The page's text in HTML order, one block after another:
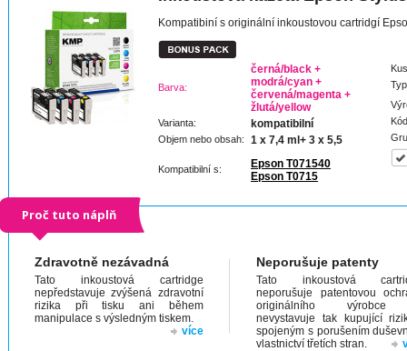
Kompatibiní s originální inkoustovou cartridgí
Barva:
černá/black +
modrá/cyan +
červená/magenta +
žlutá/yellow
Varianta: kompatibilní
Objem nebo obsah: 1 x 7,4 ml+ 3 x 5,5
Kompatibilní s:
Epson T071540
Epson T0715
Proč tuto náplň
Zdravotně nezávadná
Tato inkoustová cartridge
nepředstavuje zvýšená zdravotní
rizika při tisku ani během
manipulace s výsledným tiskem.
více
Neporušuje patenty
Tato inkoustová
neporušuje patentovou
originálního
nevystavuje tak kupující
spojeným s porušením
vlastnictví třetích stran.